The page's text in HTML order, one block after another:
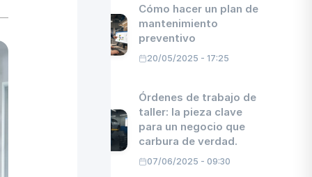
Cómo hacer un plan de
mantenimiento
preventivo
20/05/2025 - 17:25
Órdenes de trabajo de
taller: la pieza clave
para un negocio que
carbura de verdad.
07/06/2025 - 09:30
La «Ley del
Dato
Único»: ERP
y CRM con
módulo de
Metodología de
implementación:
Cómo
sincronizar CRM
y facturación
paso a paso